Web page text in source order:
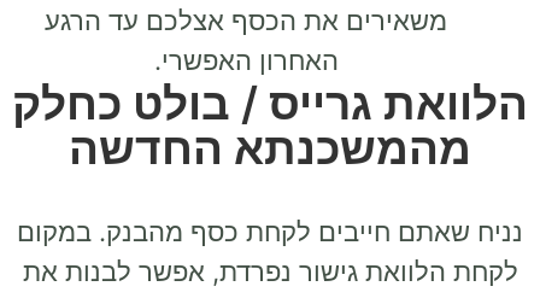
משאירים את הכסף אצלכם עד הרגע
האחרון האפשרי.
הלוואת גרייס / בולט כחלק
מהמשכנתא החדשה
נניח שאתם חייבים לקחת כסף מהבנק. במקום
לקחת הלוואת גישור נפרדת, אפשר לבנות את